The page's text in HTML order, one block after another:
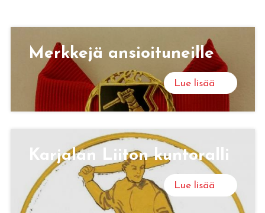
Merk­ke­jä an­sioi­tu­neil­le
Lue lisää
Kar­ja­lan Lii­ton kun­to­ral­li
Lue lisää